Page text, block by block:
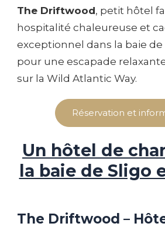
The Driftwood, petit hôtel
hospitalité chaleureuse et
exceptionnel dans la baie de
pour une escapade
sur la Wild Atlantic Way.
Réservation et
Un hôtel de
la baie de Sligo
The Driftwood –